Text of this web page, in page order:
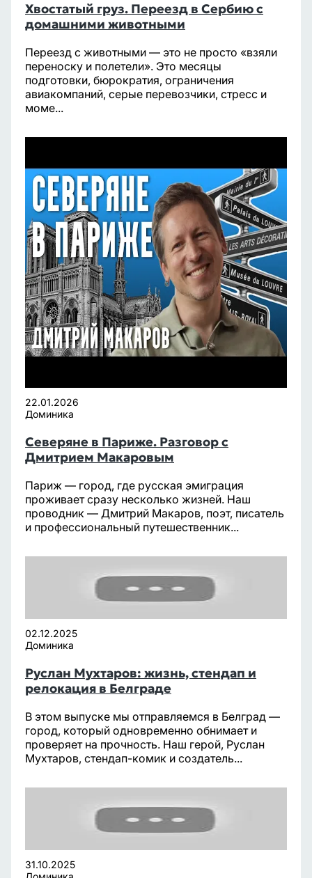
Хвостатый груз. Переезд в Сербию с
домашними животными
Переезд с животными — это не просто «взяли
переноску и полетели». Это месяцы
подготовки, бюрократия, ограничения
авиакомпаний, серые перевозчики, стресс и
моме...
22.01.2026
Доминика
Северяне в Париже. Разговор с
Дмитрием Макаровым
Париж — город, где русская эмиграция
проживает сразу несколько жизней. Наш
проводник — Дмитрий Макаров, поэт, писатель
и профессиональный путешественник...
02.12.2025
Доминика
Руслан Мухтаров: жизнь, стендап и
релокация в Белграде
В этом выпуске мы отправляемся в Белград —
город, который одновременно обнимает и
проверяет на прочность. Наш герой, Руслан
Мухтаров, стендап-комик и создатель...
31.10.2025